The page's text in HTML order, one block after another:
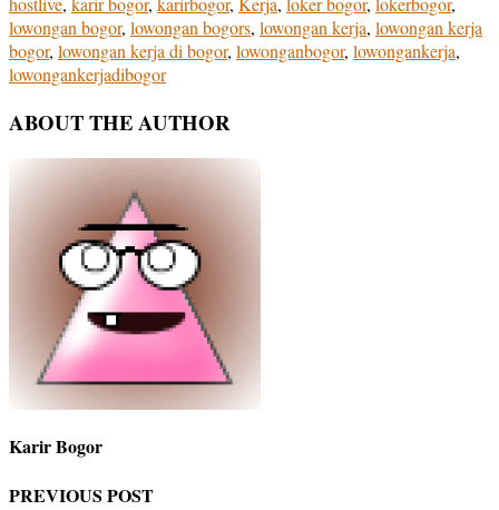
lowongan bogor, lowongan bogors, lowongan kerja, lowongan kerja
bogor, lowongan kerja di bogor, lowonganbogor, lowongankerja,
lowongankerjadibogor
ABOUT THE AUTHOR
Karir Bogor
PREVIOUS POST